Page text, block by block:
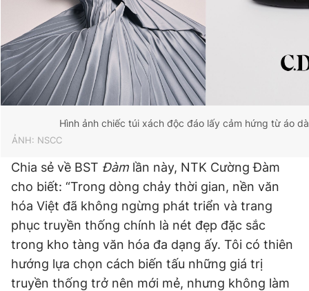
Hình ảnh chiếc túi xách độc đáo lấy cảm hứng từ áo
ẢNH: NSCC
Chia sẻ về BST Đàm lần này, NTK Cường Đàm
cho biết: “Trong dòng chảy thời gian, nền văn
hóa Việt đã không ngừng phát triển và trang
phục truyền thống chính là nét đẹp đặc sắc
trong kho tàng văn hóa đa dạng ấy. Tôi có thiên
hướng lựa chọn cách biến tấu những giá trị
truyền thống trở nên mới mẻ, nhưng không làm